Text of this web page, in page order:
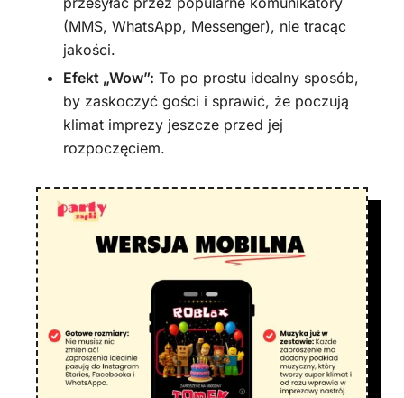
(MMS, WhatsApp, Messenger), nie tracąc
jakości.
Efekt „Wow”: To po prostu idealny sposób,
by zaskoczyć gości i sprawić, że poczują
klimat imprezy jeszcze przed jej
rozpoczęciem.